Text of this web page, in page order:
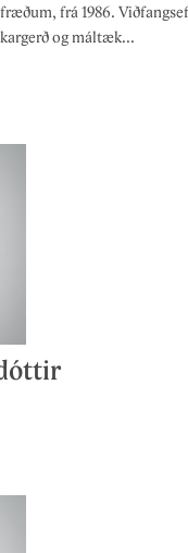
frá 1986.
og máltæk...